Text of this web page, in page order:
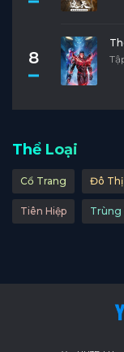
8
Thể Loại
Cổ Trang Đô Thị
Tiên Hiệp Trùng